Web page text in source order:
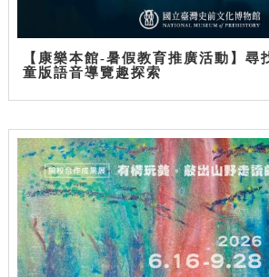
【康樂本館-暑假教育推廣活動】
童版語音導覽趣探索